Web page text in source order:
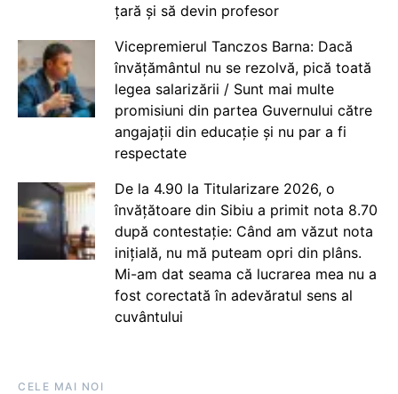
țară și să devin profesor
Vicepremierul Tanczos Barna: Dacă
învățământul nu se rezolvă, pică toată
legea salarizării / Sunt mai multe
promisiuni din partea Guvernului către
angajații din educație și nu par a fi
respectate
De la 4.90 la Titularizare 2026, o
învățătoare din Sibiu a primit nota 8.70
după contestație: Când am văzut nota
inițială, nu mă puteam opri din plâns.
Mi-am dat seama că lucrarea mea nu a
fost corectată în adevăratul sens al
cuvântului
CELE MAI NOI